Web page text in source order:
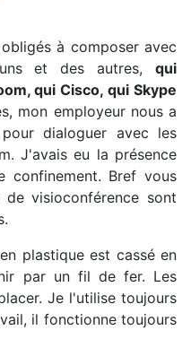
à composer avec
et des autres, qui
qui Cisco, qui Skype
mon employeur nous a
dialoguer avec les
J'avais eu la présence
confinement. Bref vous
visioconférence sont
plastique est cassé en
par un fil de fer. Les
Je l'utilise toujours
il fonctionne toujours